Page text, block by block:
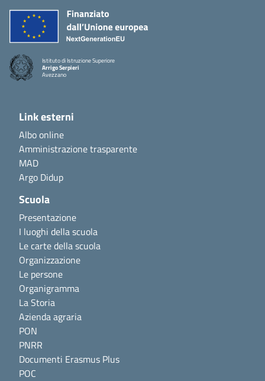
Istituto di Istruzione Superiore
Arrigo Serpieri
Avezzano
Link esterni
Albo online
Amministrazione trasparente
MAD
Argo Didup
Scuola
Presentazione
I luoghi della scuola
Le carte della scuola
Organizzazione
Le persone
Organigramma
La Storia
Azienda agraria
PON
PNRR
Documenti Erasmus Plus
POC